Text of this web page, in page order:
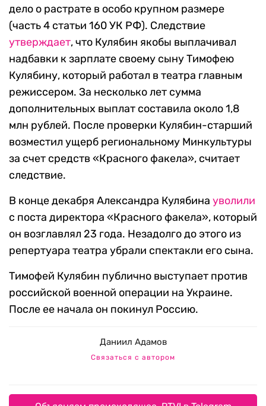
дело о растрате в особо крупном размере
(часть 4 статьи 160 УК РФ). Следствие
утверждает, что Кулябин якобы выплачивал
надбавки к зарплате своему сыну Тимофею
Кулябину, который работал в театра главным
режиссером. За несколько лет сумма
дополнительных выплат составила около 1,8
млн рублей. После проверки Кулябин-старший
возместил ущерб региональному Минкультуры
за счет средств «Красного факела», считает
следствие.
В конце декабря Александра Кулябина уволили
с поста директора «Красного факела», который
он возглавлял 23 года. Незадолго до этого из
репертуара театра убрали спектакли его сына.
Тимофей Кулябин публично выступает против
российской военной операции на Украине.
После ее начала он покинул Россию.
Даниил Адамов
Связаться с автором